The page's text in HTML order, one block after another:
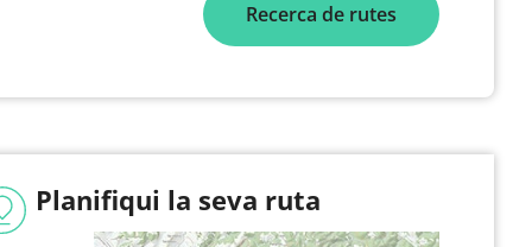
Recerca de rutes
Planifiqui la seva ruta